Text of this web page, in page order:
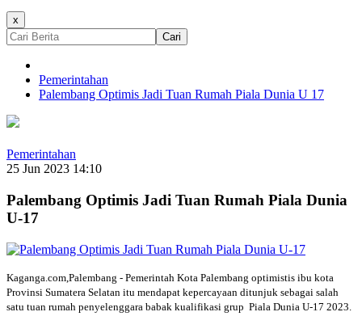
x
Cari
Pemerintahan
Palembang Optimis Jadi Tuan Rumah Piala Dunia U 17
Pemerintahan
25 Jun 2023 14:10
Palembang Optimis Jadi Tuan Rumah Piala Dunia
U-17
Kaganga.com,Palembang - Pemerintah Kota Palembang optimistis ibu kota
Provinsi Sumatera Selatan itu mendapat kepercayaan ditunjuk sebagai salah
satu tuan rumah penyelenggara babak kualifikasi grup Piala Dunia U-17 2023.